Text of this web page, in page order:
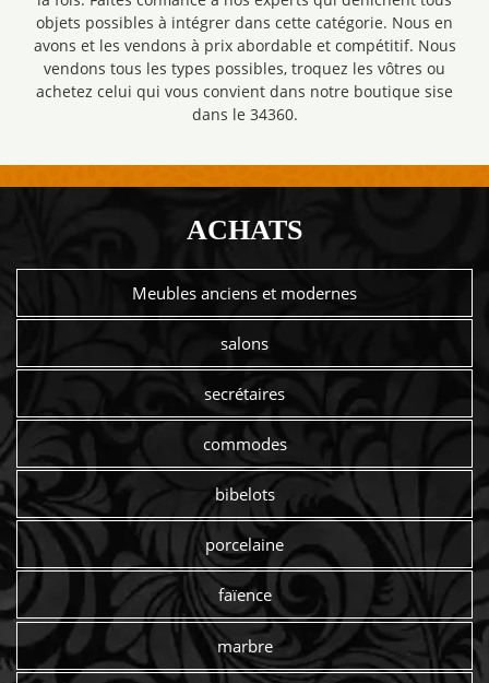
objets possibles à intégrer dans cette catégorie. Nous en
avons et les vendons à prix abordable et compétitif. Nous
vendons tous les types possibles, troquez les vôtres ou
achetez celui qui vous convient dans notre boutique sise
dans le 34360.
ACHATS
Meubles anciens et modernes
salons
secrétaires
commodes
bibelots
porcelaine
faïence
marbre